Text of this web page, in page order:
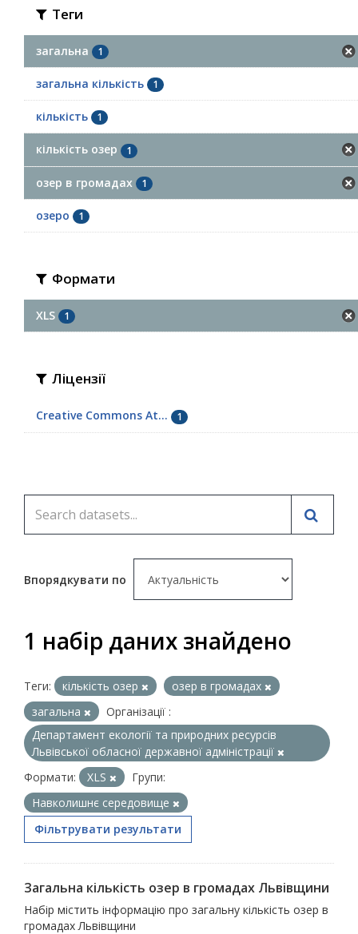
Теги
загальна 1
загальна кількість 1
кількість 1
кількість озер 1
озер в громадах 1
озеро 1
Формати
XLS 1
Ліцензії
Creative Commons At... 1
Впорядкувати по
1 набір даних знайдено
Теги: кількість озер
озер в громадах
загальна
Організації :
Департамент екології та природних ресурсів
Львівської обласної державної адміністрації
Формати:
XLS
Групи:
Навколишнє середовище
Фільтрувати результати
Загальна кількість озер в громадах Львівщини
Набір містить інформацію про загальну кількість озер в
громадах Львівщини